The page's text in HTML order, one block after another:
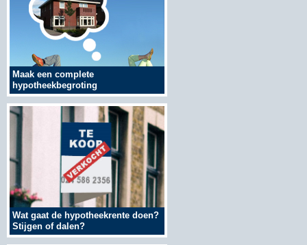
Maak een complete
hypotheekbegroting
Wat gaat de hypotheekrente doen?
Stijgen of dalen?